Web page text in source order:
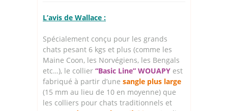
L’avis de Wallace :
Spécialement conçu pour les grands
chats pesant 6 kgs et plus (comme les
Maine Coon, les Norvégiens, les Bengals
etc…), le collier “Basic Line” WOUAPY est
fabriqué à partir d’une sangle plus large
(15 mm au lieu de 10 en moyenne) que
les colliers pour chats traditionnels et